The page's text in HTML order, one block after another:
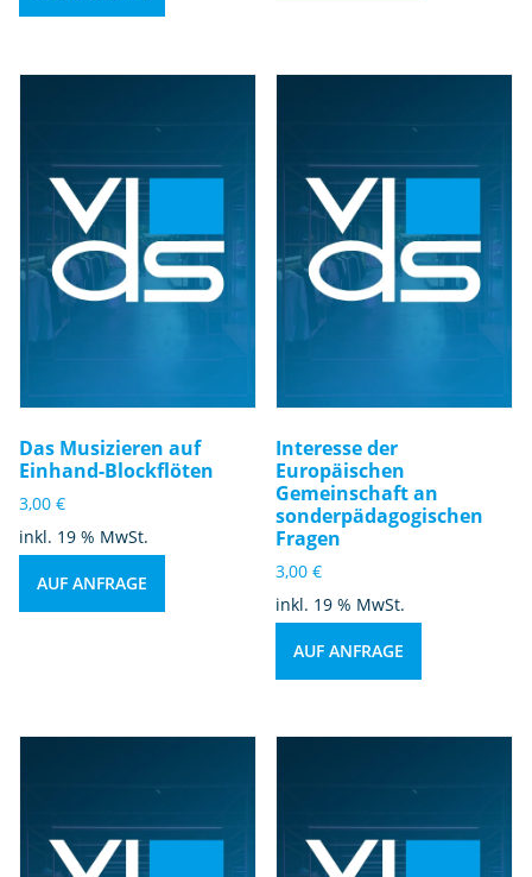
Das Musizieren auf
Einhand-Blockflöten
3,00 €
inkl. 19 % MwSt.
AUF ANFRAGE
Interesse der
Europäischen
Gemeinschaft an
sonderpädagogischen
Fragen
3,00€
inkl. 19 % MwSt.
AUF ANFRAGE